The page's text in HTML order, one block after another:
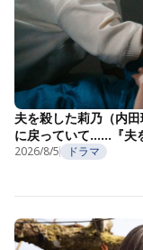
夫を殺した莉乃（内
に戻っていて……『夫
2026/8/5 ドラマ